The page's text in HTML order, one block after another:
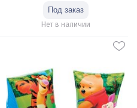
Нет в наличии